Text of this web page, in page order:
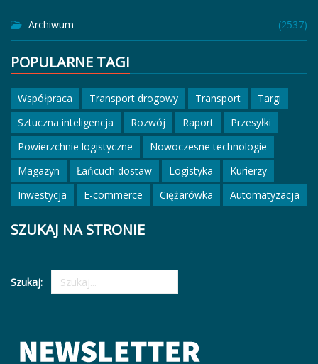
Archiwum (2537)
POPULARNE TAGI
Współpraca Transport drogowy Transport
Targi
Sztuczna inteligencja
Rozwój Raport
Przesyłki
Powierzchnie logistyczne
Nowoczesne technologie
Magazyn
Łańcuch dostaw Logistyka
Kurierzy
Inwestycja
E-commerce Ciężarówka Automatyzacja
SZUKAJ NA STRONIE
Szukaj: